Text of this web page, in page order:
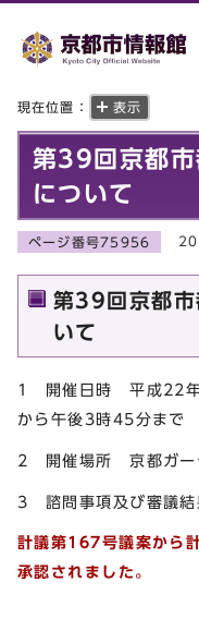
現在位置： 表示
第39回京都市
について
ページ番号75956
第39回京都市
いて
1 開催日時 平成22年
から午後3時45分まで
2 開催場所 京都ガー
3 諮問事項及び審議結
計議第167号議案から
承認されました。